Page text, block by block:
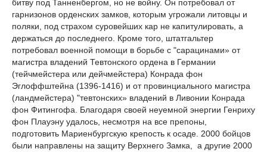
битву под Танненбергом, но не войну. Он потребовал от
гарнизонов орденских замков, которым угрожали литовцы и
поляки, под страхом суровейших кар не капитулировать, а
держаться до последнего. Кроме того, штатгальтер
потребовал военной помощи в борьбе с "сарацинами» от
магистра владений Тевтонского ордена в Германии
(тейчмейстера или дейчмейстера) Конрада фон
Эглоффштейна (1396-1416) и от провинциального магистра
(ландмейстера) "тевтонских» владений в Ливонии Конрада
фон Фитингофа. Благодаря своей неуемной энергии Генриху
фон Плауэну удалось, несмотря на все препоны,
подготовить Мариенбургскую крепость к осаде. 2000 бойцов
были направлены на защиту Верхнего Замка, а другие 2000